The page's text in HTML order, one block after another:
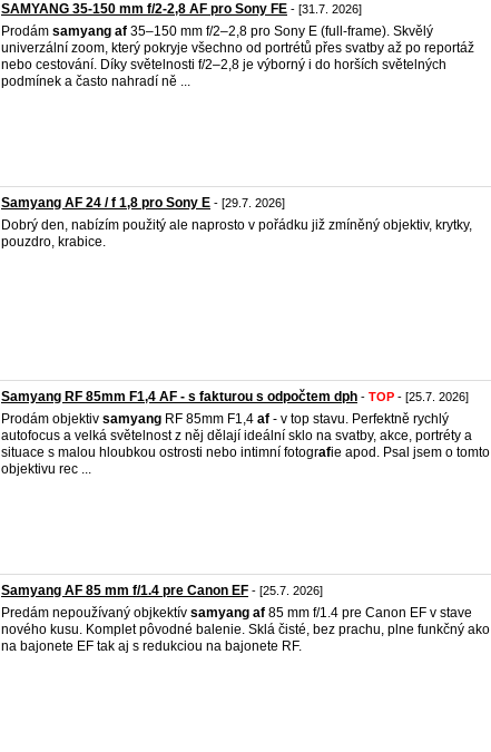
SAMYANG 35-150 mm f/2-2,8 AF pro Sony FE - [31.7. 2026]
Prodám samyang af 35–150 mm f/2–2,8 pro Sony E (full-frame). Skvělý
univerzální zoom, který pokryje všechno od portrétů přes svatby až po reportáž
nebo cestování. Díky světelnosti f/2–2,8 je výborný i do horších světelných
podmínek a často nahradí ně ...
Samyang AF 24 / f 1,8 pro Sony E - [29.7. 2026]
Dobrý den, nabízím použitý ale naprosto v pořádku již zmíněný objektiv, krytky,
pouzdro, krabice.
Samyang RF 85mm F1,4 AF - s fakturou s odpočtem dph - TOP - [25.7. 2026]
Prodám objektiv samyang RF 85mm F1,4 af - v top stavu. Perfektně rychlý
autofocus a velká světelnost z něj dělají ideální sklo na svatby, akce, portréty a
situace s malou hloubkou ostrosti nebo intimní fotografie apod. Psal jsem o tomto
objektivu rec ...
Samyang AF 85 mm f/1.4 pre Canon EF - [25.7. 2026]
Predám nepoužívaný objkektív samyang af 85 mm f/1.4 pre Canon EF v stave
nového kusu. Komplet pôvodné balenie. Sklá čisté, bez prachu, plne funkčný ako
na bajonete EF tak aj s redukciou na bajonete RF.